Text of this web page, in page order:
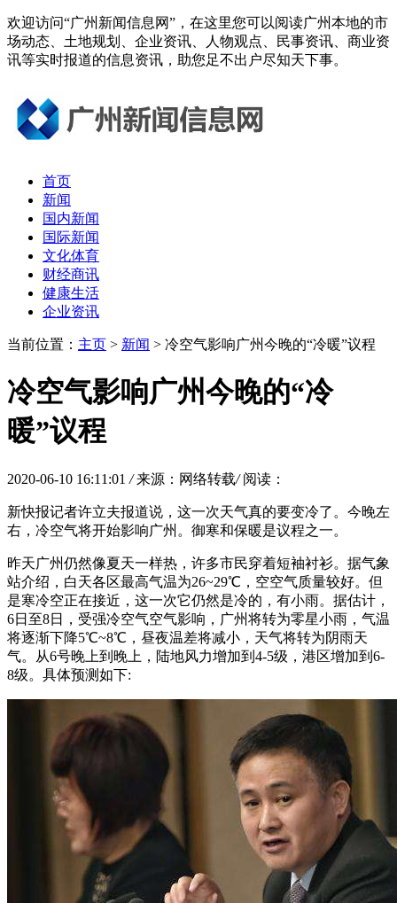
欢迎访问“广州新闻信息网”，在这里您可以阅读广州本地的市
场动态、土地规划、企业资讯、人物观点、民事资讯、商业资
讯等实时报道的信息资讯，助您足不出户尽知天下事。
首页
新闻
国内新闻
国际新闻
文化体育
财经商讯
健康生活
企业资讯
当前位置： 主页 > 新闻 > 冷空气影响广州今晚的“冷暖”议程
冷空气影响广州今晚的“冷
暖”议程
2020-06-10 16:11:01 / 来源：网络转载/ 阅读：
新快报记者许立夫报道说，这一次天气真的要变冷了。今晚左
右，冷空气将开始影响广州。御寒和保暖是议程之一。
昨天广州仍然像夏天一样热，许多市民穿着短袖衬衫。据气象
站介绍，白天各区最高气温为26~29℃，空空气质量较好。但
是寒冷空正在接近，这一次它仍然是冷的，有小雨。据估计，
6日至8日，受强冷空气空气影响，广州将转为零星小雨，气温
将逐渐下降5℃~8℃，昼夜温差将减小，天气将转为阴雨天
气。从6号晚上到晚上，陆地风力增加到4-5级，港区增加到6-
8级。具体预测如下: